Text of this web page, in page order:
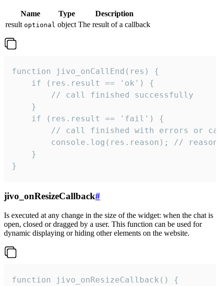
Name Type
Description
result optional object The result of a callback
function jivo_onCallEnd(res) {
    if (res.result == 'ok') {
        // call finished successfully
    }
    if (res.result == 'fail') {
// call finished with errors or
console.log(res.reason); //
    }
}
jivo_onResizeCallback#
Is executed at any change in the size of the widget: when the chat is
open, closed or dragged by a user. This function can be used for
dynamic displaying or hiding other elements on the website.
function jivo_onResizeCallback() {